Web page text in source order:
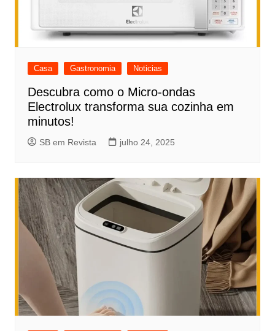
Casa Gastronomia Noticias
Descubra como o Micro-ondas
Electrolux transforma sua cozinha em
minutos!
SB em Revista julho 24, 2025